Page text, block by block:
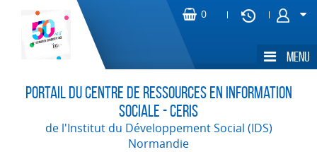
Portail du Centre de Ressources en Information
Sociale - CERIS
de l'Institut du Développement Social (IDS)
Normandie